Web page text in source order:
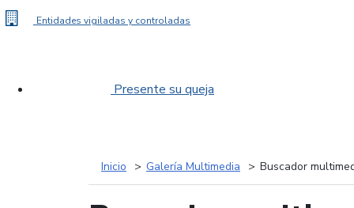
Entidades vigiladas y controladas
Presente su queja
Inicio Galería Multimedia Buscador